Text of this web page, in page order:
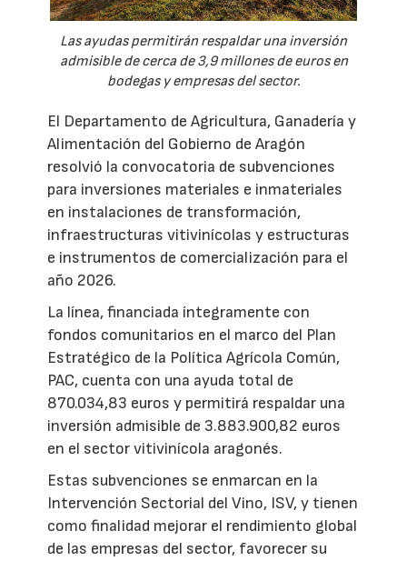
Las ayudas permitirán respaldar una inversión
admisible de cerca de 3,9 millones de euros en
bodegas y empresas del sector.
El Departamento de Agricultura, Ganadería y
Alimentación del Gobierno de Aragón
resolvió la convocatoria de subvenciones
para inversiones materiales e inmateriales
en instalaciones de transformación,
infraestructuras vitivinícolas y estructuras
e instrumentos de comercialización para el
año 2026.
La línea, financiada íntegramente con
fondos comunitarios en el marco del Plan
Estratégico de la Política Agrícola Común,
PAC, cuenta con una ayuda total de
870.034,83 euros y permitirá respaldar una
inversión admisible de 3.883.900,82 euros
en el sector vitivinícola aragonés.
Estas subvenciones se enmarcan en la
Intervención Sectorial del Vino, ISV, y tienen
como finalidad mejorar el rendimiento global
de las empresas del sector, favorecer su